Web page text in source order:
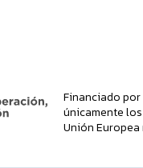
Financiado
únicamente
Unión